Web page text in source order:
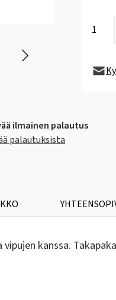
ilmainen palautus
palautuksista
kanssa.